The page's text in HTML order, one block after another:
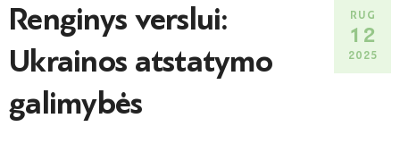
Renginys verslui:
Ukrainos atstatymo
galimybės
RUG
12
2025